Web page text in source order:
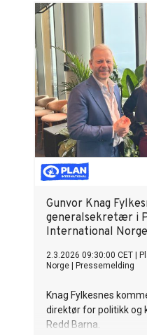
økonomisk risiko som
og omsorgsarbeidere
generalsekretær i Norsk
Fosterhjemsforening,
Gunvor Knag
generalsekretær i
International Norge
2.3.2026 09:30:00 CET
Norge
Pressemelding
Knag Fylkesnes
direktør for politikk og
Redd Barna.